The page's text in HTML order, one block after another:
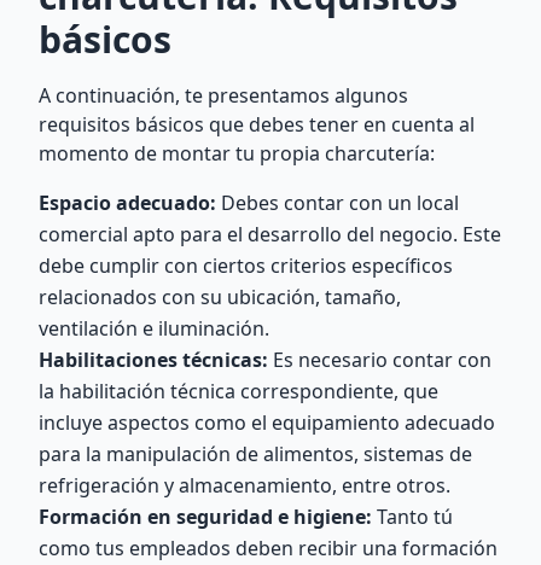
básicos
A continuación, te presentamos algunos
requisitos básicos que debes tener en cuenta al
momento de montar tu propia charcutería:
Espacio adecuado: Debes contar con un local
comercial apto para el desarrollo del negocio. Este
debe cumplir con ciertos criterios específicos
relacionados con su ubicación, tamaño,
ventilación e iluminación.
Habilitaciones técnicas: Es necesario contar con
la habilitación técnica correspondiente, que
incluye aspectos como el equipamiento adecuado
para la manipulación de alimentos, sistemas de
refrigeración y almacenamiento, entre otros.
Formación en seguridad e higiene: Tanto tú
como tus empleados deben recibir una formación